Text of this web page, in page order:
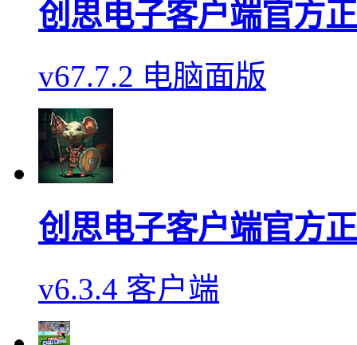
创思电子客户端官方
v67.7.2 电脑面版
创思电子客户端官方
v6.3.4 客户端